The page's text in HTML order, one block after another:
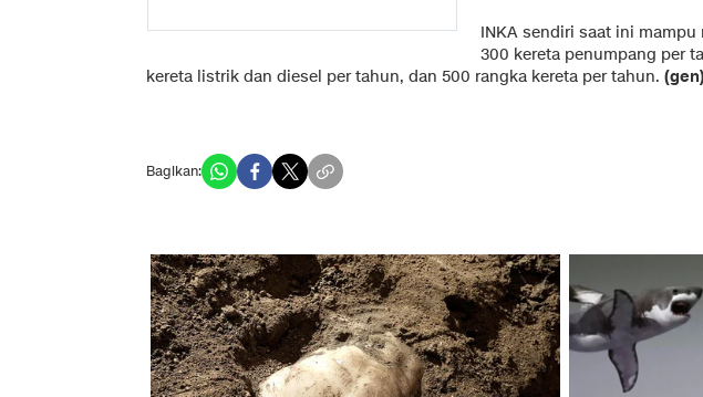
INKA sendiri saat ini
300 kereta penumpang per
kereta listrik dan diesel per tahun, dan 500 rangka kereta per tahun. (gen)
Bagikan: